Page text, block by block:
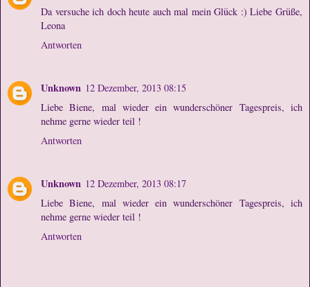
Da versuche ich doch heute auch mal mein Glück :) Liebe Grüße,
Leona
Antworten
Unknown 12 Dezember, 2013 08:15
Liebe Biene, mal wieder ein wunderschöner Tagespreis, ich
nehme gerne wieder teil !
Antworten
Unknown 12 Dezember, 2013 08:17
Liebe Biene, mal wieder ein wunderschöner Tagespreis, ich
nehme gerne wieder teil !
Antworten